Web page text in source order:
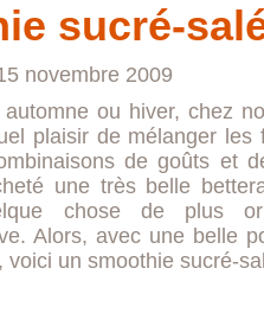
sucré-
novembre 2009
automne ou hiver, chez
plaisir de mélanger
de goûts et
une très belle
chose de plus
Alors, avec une belle
voici un smoothie sucré-